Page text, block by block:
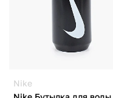
Nike